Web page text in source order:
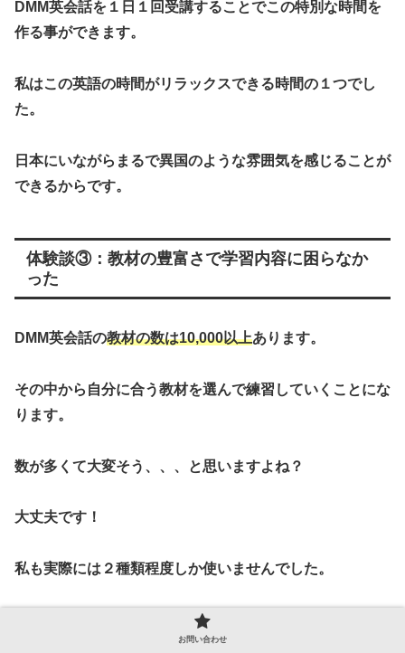
DMM英会話を１日１回受講することでこの特別な時間を
作る事ができます。
私はこの英語の時間がリラックスできる時間の１つでし
た。
日本にいながらまるで異国のような雰囲気を感じることが
できるからです。
体験談③：教材の豊富さで学習内容に困らなか
った
DMM英会話の教材の数は10,000以上あります。
その中から自分に合う教材を選んで練習していくことにな
ります。
数が多くて大変そう、、、と思いますよね？
大丈夫です！
私も実際には２種類程度しか使いませんでした。
つまり自分に合う教材が見つかればあとは、それに沿って
お問い合わせ